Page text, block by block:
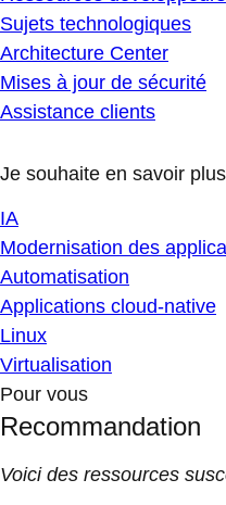
Sujets technologiques
Architecture Center
Mises à jour de sécurité
Assistance clients
Je souhaite en savoir
IA
Modernisation des
Automatisation
Applications cloud-native
Linux
Virtualisation
Pour vous
Recommandation
Voici des ressources